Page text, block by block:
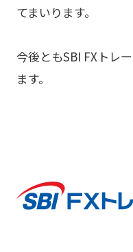
てまいります。
今後ともSBI FXトレ
ます。